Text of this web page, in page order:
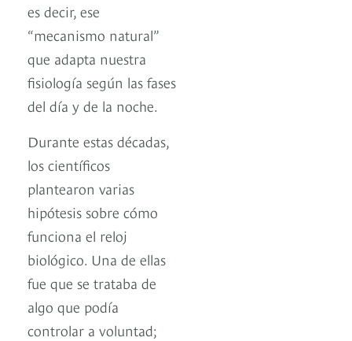
es decir, ese
“mecanismo natural”
que adapta nuestra
fisiología según las fases
del día y de la noche.
Durante estas décadas,
los científicos
plantearon varias
hipótesis sobre cómo
funciona el reloj
biológico. Una de ellas
fue que se trataba de
algo que podía
controlar a voluntad;